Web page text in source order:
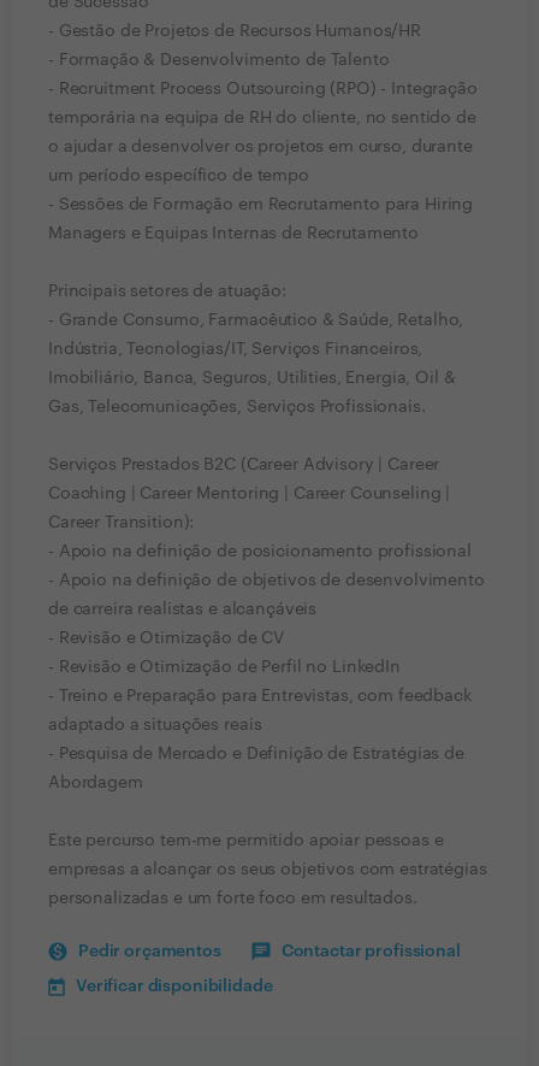
- Gestão de Projetos de Recursos Humanos/HR
- Formação & Desenvolvimento de Talento
- Recruitment Process Outsourcing (RPO) - Integração
temporária na equipa de RH do cliente, no sentido de
o ajudar a desenvolver os projetos em curso, durante
um período específico de tempo
- Sessões de Formação em Recrutamento para Hiring
Managers e Equipas Internas de Recrutamento
Principais setores de atuação:
- Grande Consumo, Farmacêutico & Saúde, Retalho,
Indústria, Tecnologias/IT, Serviços Financeiros,
Imobiliário, Banca, Seguros, Utilities, Energia, Oil &
Gas, Telecomunicações, Serviços Profissionais.
Serviços Prestados B2C (Career Advisory | Career
Coaching | Career Mentoring | Career Counseling |
Career Transition):
- Apoio na definição de posicionamento profissional
- Apoio na definição de objetivos de desenvolvimento
de carreira realistas e alcançáveis
- Revisão e Otimização de CV
- Revisão e Otimização de Perfil no LinkedIn
- Treino e Preparação para Entrevistas, com feedback
adaptado a situações reais
- Pesquisa de Mercado e Definição de Estratégias de
Abordagem
Este percurso tem-me permitido apoiar pessoas e
empresas a alcançar os seus objetivos com estratégias
personalizadas e um forte foco em resultados.
Pedir orçamentos Contactar profissional
Verificar disponibilidade